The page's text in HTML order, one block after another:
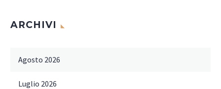
ARCHIVI
Agosto 2026
Luglio 2026